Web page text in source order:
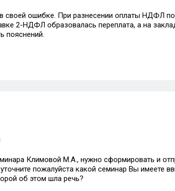
своей ошибке. При разнесении оплаты НДФЛ
2-НДФЛ образовалась переплата, а на
пояснений.
Климовой М.А., нужно сформировать и
пожалуйста какой семинар Вы имеете
об этом шла речь?